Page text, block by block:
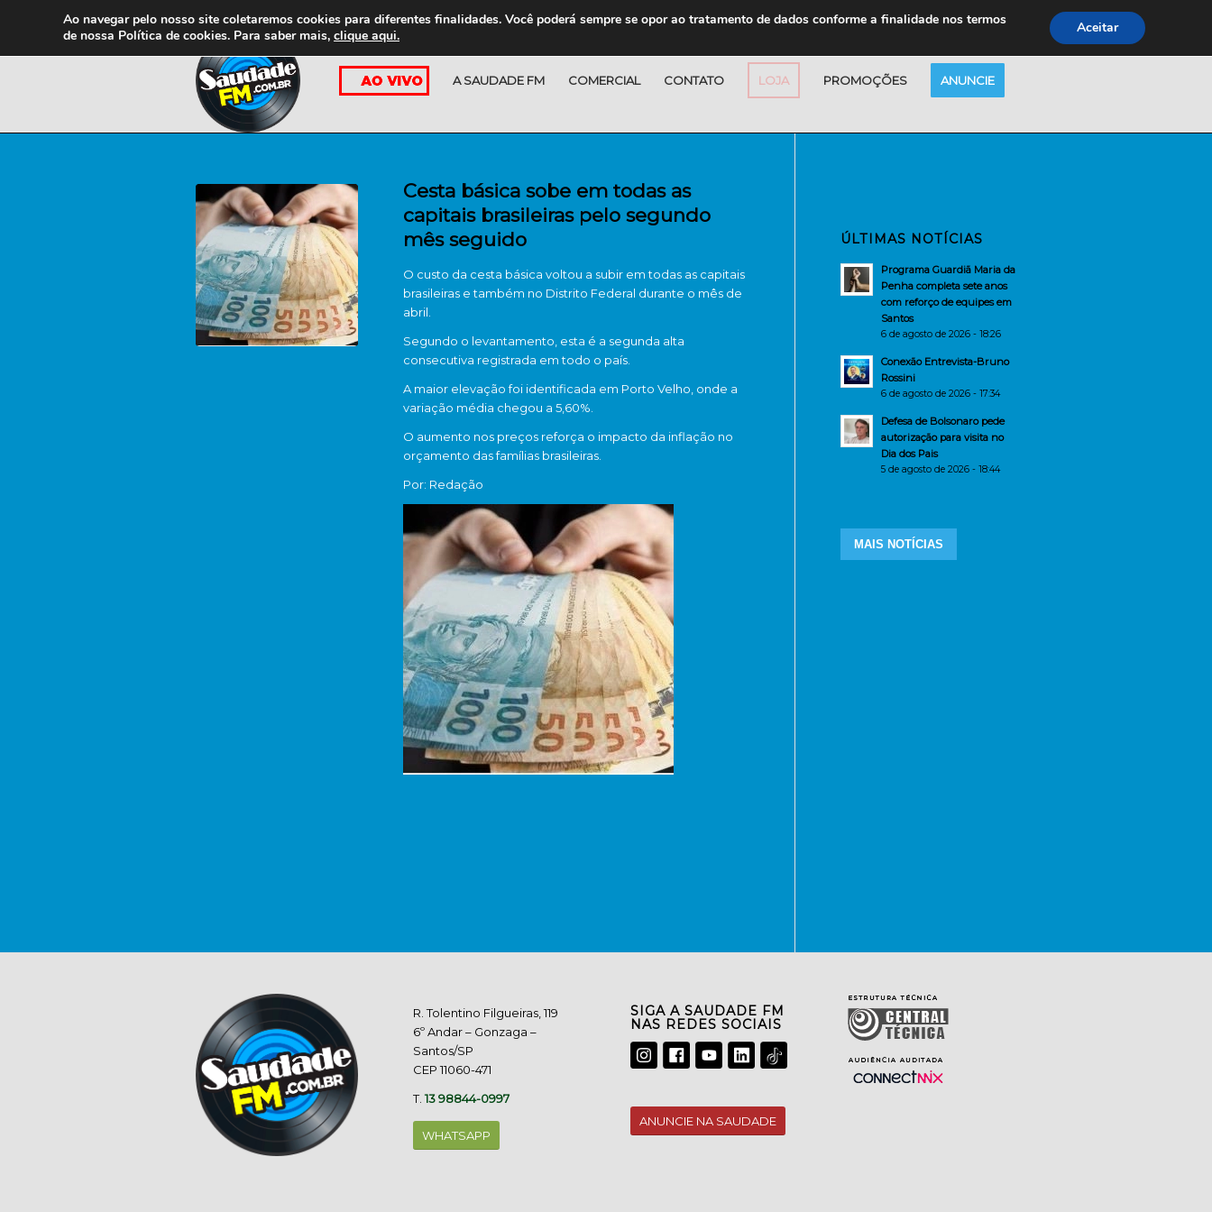
A SAUDADE FM COMERCIAL CONTATO LOJA PROMOÇÕES ANUNCIE
Cesta básica sobe em todas as
capitais brasileiras pelo segundo
mês seguido
O custo da cesta básica voltou a subir em todas as capitais
brasileiras e também no Distrito Federal durante o mês de
abril.
Segundo o levantamento, esta é a segunda alta
consecutiva registrada em todo o país.
A maior elevação foi identificada em Porto Velho , onde a
variação média chegou a 5,60%.
O aumento nos preços reforça o impacto da inflação no
orçamento das famílias brasileiras.
Por: Redação
ÚLTIMAS NOTÍCIAS
Programa Guardiã Maria da
Penha completa sete anos
com reforço de equipes em
Santos
6 de agosto de 2026 - 18:26
Conexão Entrevista-Bruno
Rossini
6 de agosto de 2026 - 17:34
Defesa de Bolsonaro pede
autorização para visita no
Dia dos Pais
5 de agosto de 2026 - 18:44
MAIS NOTÍCIAS
R. Tolentino Filgueiras, 119
6º Andar – Gonzaga –
Santos/SP
CEP 11060-471
T.13 98844-0997
WHATSAPP
SIGA A SAUDADE FM
NAS REDES SOCIAIS
ANUNCIE NA SAUDADE
Ao navegar pelo nosso site coletaremos cookies para diferentes finalidades. Você poderá sempre se opor ao tratamento de dados conforme a finalidade nos termos
de nossa Política de cookies. Para saber mais, clique aqui. Aceitar